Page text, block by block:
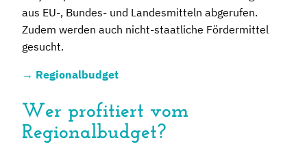
aus EU-, Bundes- und Landesmitteln abgerufen.
Zudem werden auch nicht-staatliche Fördermittel
gesucht.
→ Regionalbudget
Wer profitiert vom
Regionalbudget?